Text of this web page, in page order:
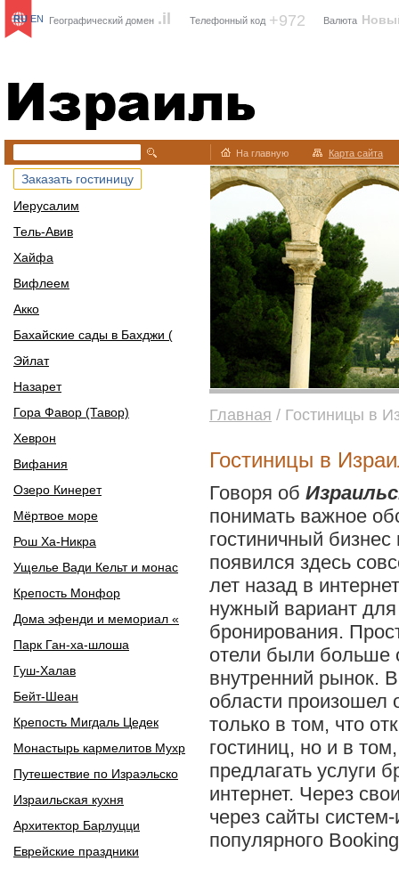
Израиль
Географический домен .il Телефонный код +972 Валюта
RU EN
На главную Карта сайта
Заказать гостиницу
Иерусалим
Тель-Авив
Хайфа
Вифлеем
Акко
Бахайские сады в Бахджи (
Эйлат
Назарет
Гора Фавор (Тавор)
Хеврон
Вифания
Озеро Кинерет
Мёртвое море
Рош Ха-Никра
Ущелье Вади Кельт и монас
Крепость Монфор
Дома эфенди и мемориал «
Парк Ган-ха-шлоша
Гуш-Халав
Бейт-Шеан
Крепость Мигдаль Цедек
Монастырь кармелитов Мухр
Путешествие по Израэльско
Израильская кухня
Архитектор Барлуцци
Еврейские праздники
Главная / Гостиницы в
Гостиницы в
Говоря об
понимать важное
гостиничный
появился здесь
лет назад в
нужный вариант
бронирования.
отели были больше
внутренний рынок.
области произошел
только в том, что
гостиниц, но и в
предлагать услуги
интернет. Через
через сайты
популярного